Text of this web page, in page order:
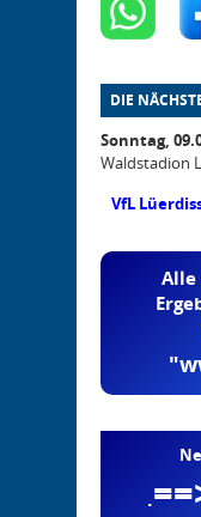
DIE
Sonntag,
Waldstadion
VfL
Alle
.